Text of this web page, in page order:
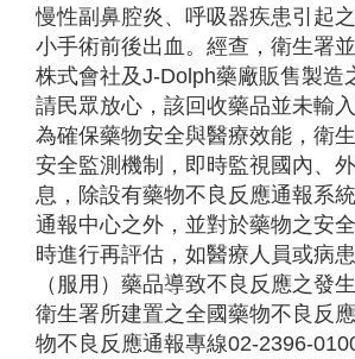
慢性副鼻腔炎、呼吸器疾患引起
小手術前後出血。經查，衛生署
株式會社及J-Dolph藥廠販售製造
請民眾放心，該回收藥品並未輸入
為確保藥物安全與醫療效能，衛
安全監測機制，即時監視國內、
息，除設有藥物不良反應通報系
通報中心之外，並對於藥物之安
時進行再評估，如醫療人員或病
（服用）藥品導致不良反應之發
衛生署所建置之全國藥物不良反
物不良反應通報專線02-2396-